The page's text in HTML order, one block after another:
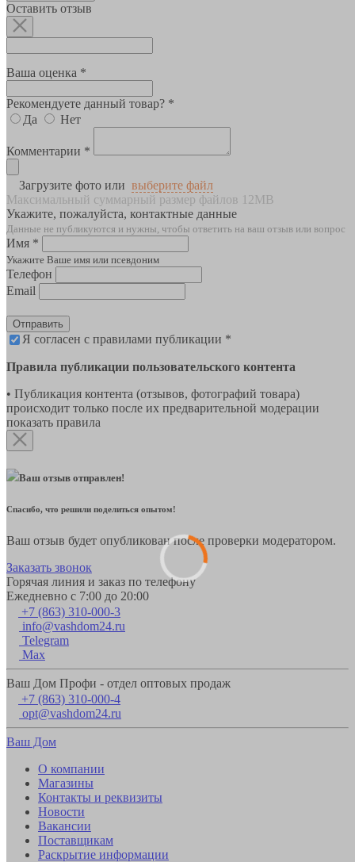
Оставить отзыв
Ваша оценка *
Рекомендуете данный товар? *
Да
Нет
Комментарии *
Загрузите фото или выберите файл
Максимальный суммарный размер файлов 12MB
Укажите, пожалуйста, контактные данные
Данные не публикуются и нужны, чтобы ответить на ваш отзыв или вопрос
Имя *
Укажите Ваше имя или псевдоним
Телефон
Email
Отправить
Я согласен с правилами публикации *
Правила публикации пользовательского контента
• Публикация контента (отзывов, фотографий товара)
происходит только после их предварительной модерации
показать правила
Ваш отзыв отправлен!
Спасибо, что решили поделиться опытом!
Ваш отзыв будет опубликован после проверки модератором.
Заказать звонок
Горячая линия и заказ по телефону
Ежедневно с 7:00 до 20:00
+7 (863) 310-000-3
info@vashdom24.ru
Telegram
Max
Ваш Дом Профи - отдел оптовых продаж
+7 (863) 310-000-4
opt@vashdom24.ru
Ваш Дом
О компании
Магазины
Контакты и реквизиты
Новости
Вакансии
Поставщикам
Раскрытие информации